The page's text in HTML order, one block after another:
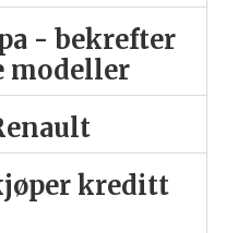
- bekrefter
modeller
kreditt